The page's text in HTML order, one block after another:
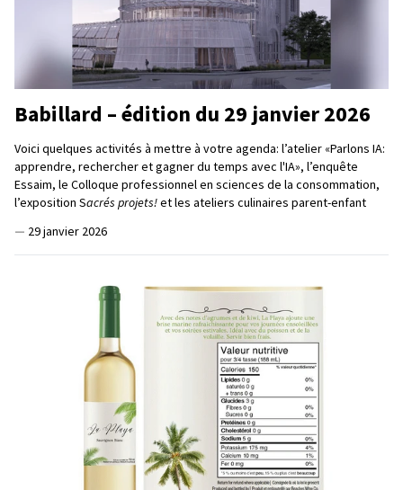
Babillard – édition du 29 janvier 2026
Voici quelques activités à mettre à votre agenda: l’atelier «Parlons IA:
apprendre, rechercher et gagner du temps avec l'IA», l’enquête
Essaim, le Colloque professionnel en sciences de la consommation,
l’exposition Sacrés projets!et les ateliers culinaires parent-enfant
— 29 janvier 2026